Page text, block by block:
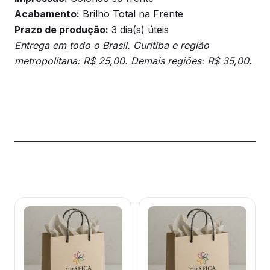
Acabamento: Brilho Total na Frente
Prazo de produção: 3 dia(s) úteis
Entrega em todo o Brasil. Curitiba e região
metropolitana: R$ 25,00. Demais regiões: R$ 35,00.
Este
produto
várias
Este
produto
várias